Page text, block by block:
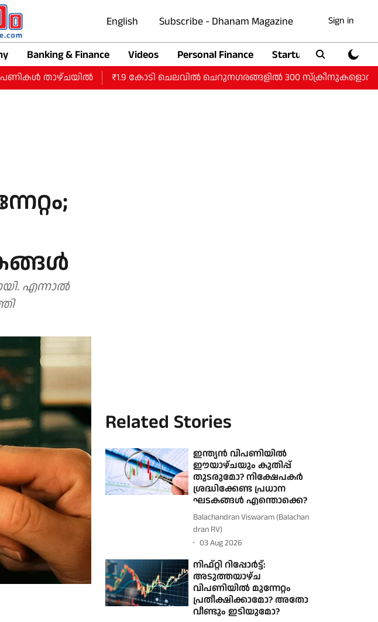
English Subscribe - Dhanam Magazine Sign in
Banking & Finance Videos Personal Finance Startup
താഴ്ചയിൽ ₹1.9 കോടി ചെലവില്‍ ചെറുനഗരങ്ങളില്‍ 300 സ്‌ക്രീനുകളൊരുക്കാന്‍
എന്നാൽ
Related Stories
ഇന്ത്യൻ വിപണിയിൽ
ഈയാഴ്ചയും കുതിപ്പ്
തുടരുമോ? നിക്ഷേപകർ
ശ്രദ്ധിക്കേണ്ട പ്രധാന
ഘടകങ്ങൾ എന്തൊക്കെ?
Balachandran Viswaram (Balachan
dran RV)
03 Aug 2026
നിഫ്റ്റി റിപ്പോർട്ട്:
അടുത്തയാഴ്ച
വിപണിയിൽ മുന്നേറ്റം
പ്രതീക്ഷിക്കാമോ? അതോ
വീണ്ടും ഇടിയുമോ?